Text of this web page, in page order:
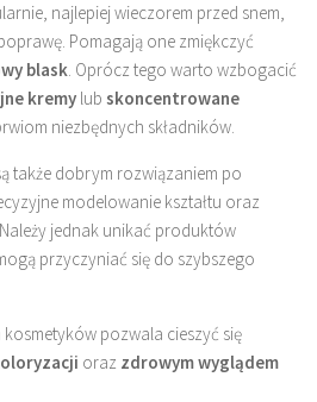
najlepiej wieczorem przed snem,
Pomagają one zmiękczyć
blask. Oprócz tego warto wzbogacić
kremy lub skoncentrowane
niezbędnych składników.
także dobrym rozwiązaniem po
modelowanie kształtu oraz
jednak unikać produktów
przyczyniać się do szybszego
pozwala cieszyć się
oraz zdrowym wyglądem